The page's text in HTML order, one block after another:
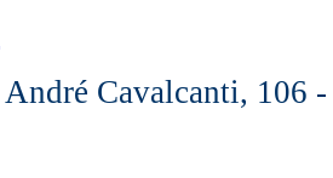
Cavalcanti, 106